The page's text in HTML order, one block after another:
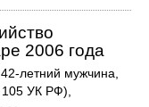
2006 года
летний мужчина,
105 УК РФ),